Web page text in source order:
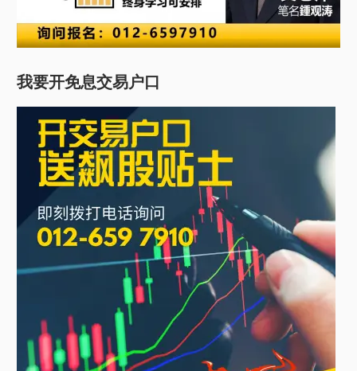
我要开免息交易户口